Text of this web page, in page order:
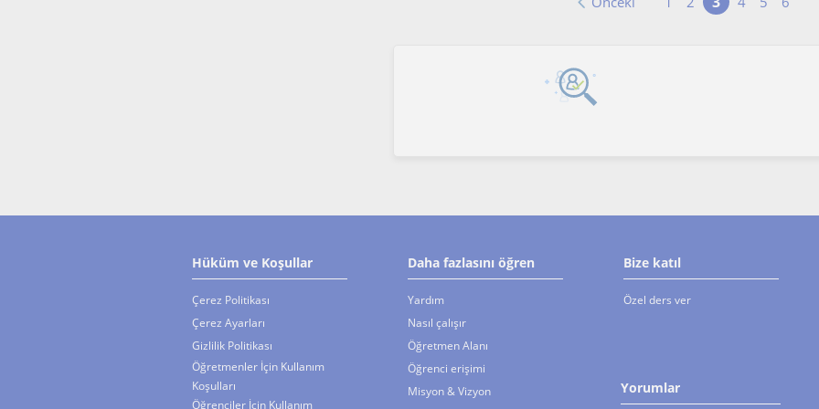
Hüküm ve Koşullar
Çerez Politikası
Çerez Ayarları
Gizlilik Politikası
Öğretmenler İçin Kullanım
Koşulları
Öğrenciler İçin Kullanım
Daha fazlasını öğren
Yardım
Nasıl çalışır
Öğretmen Alanı
Öğrenci erişimi
Misyon & Vizyon
Bize katıl
Özel ders ver
Yorumlar